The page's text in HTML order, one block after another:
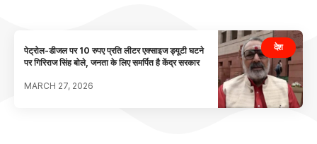
देश
पेट्रोल-डीजल पर 10 रुपए प्रति लीटर एक्साइज ड्यूटी घटने
पर गिरिराज सिंह बोले, जनता के लिए समर्पित है केंद्र सरकार
MARCH 27, 2026